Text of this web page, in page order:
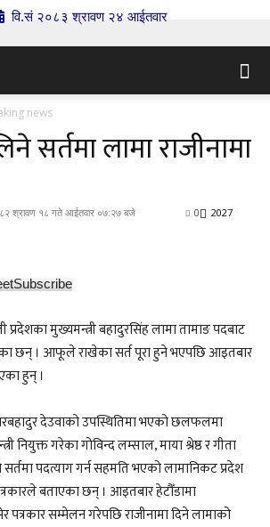
वि.सं २०८३ श्रावण २४ आईतवार
news
सर्तमा लामा राजीनामा
श्रावण १८ गते आईतवार ०७:२७ बजे 2027
0
Subscribe
प्रदेशका मुख्यमन्त्री बहादुरसिंह लामा तामाङ पदबाट
छन् । आफूले राखेका सर्त पूरा हुने भएपछि आइतबार
हुन् ।
देउवाको उपस्थितिमा भएको छलफलमा
नियुक्त गरेका गोविन्द लम्साल, माया श्रेष्ठ र गीता
पदत्याग गर्न सहमति भएको लामानिकट प्रदेश
बताएका छन् । आइतबार हेटौँडामा
पत्रकार सम्मेलन गरेपछि राजीनामा दिने लामाको